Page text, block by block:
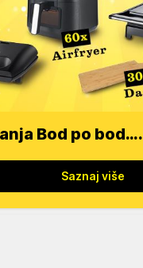
Bod po bod….
Saznaj više